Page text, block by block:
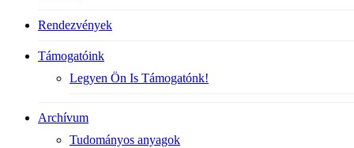
Rendezvények
Támogatóink
Legyen Ön Is Támogatónk!
Archívum
Tudományos anyagok